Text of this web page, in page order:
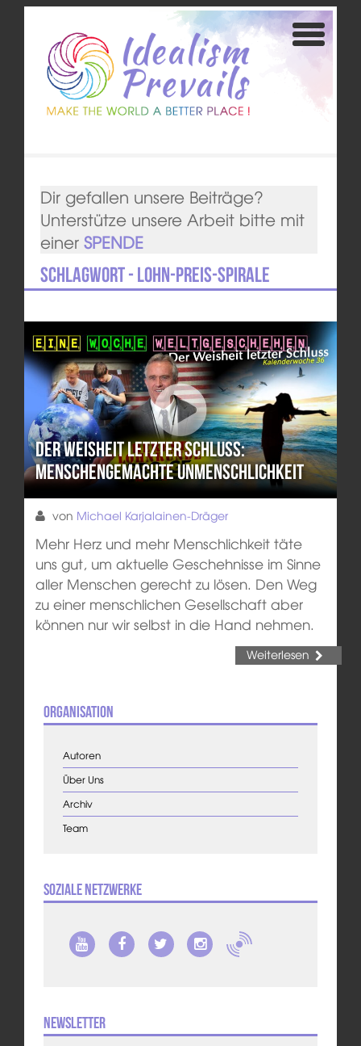
Dir gefallen unsere Beiträge?
Unterstütze unsere Arbeit bitte mit
einer SPENDE
Schlagwort - Lohn-Preis-Spirale
Der Weisheit letzter Schluss:
Menschengemachte Unmenschlichkeit
von Michael Karjalainen-Dräger
Mehr Herz und mehr Menschlichkeit täte
uns gut, um aktuelle Geschehnisse im Sinne
aller Menschen gerecht zu lösen. Den Weg
zu einer menschlichen Gesellschaft aber
können nur wir selbst in die Hand nehmen.
Weiterlesen
Organisation
Autoren
Über Uns
Archiv
Team
Soziale Netzwerke
Newsletter